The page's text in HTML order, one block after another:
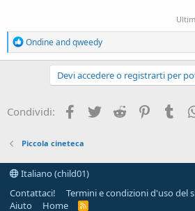
R
e
a
o
n
:
Ondineandqweedy
Devi accedere o registrarti per
Condividi: Facebook
Twitter Reddit Pinterest
Piccola cineteca
Italiano (child01)
Contattaci!
Termini e condizioni d'uso del
Aiuto
Home
R